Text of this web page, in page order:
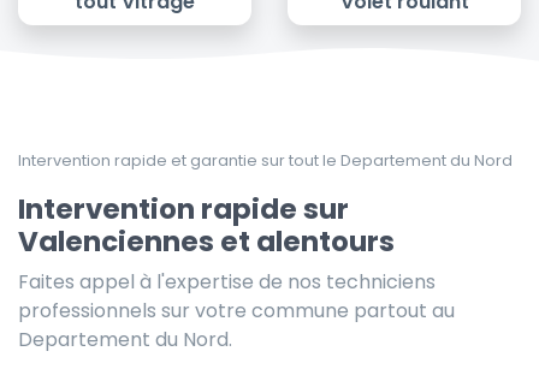
Intervention rapide et garantie sur tout le Departement du Nord
Intervention rapide sur
Valenciennes et alentours
Faites appel à l'expertise de nos techniciens
professionnels sur votre commune partout au
Departement du Nord.